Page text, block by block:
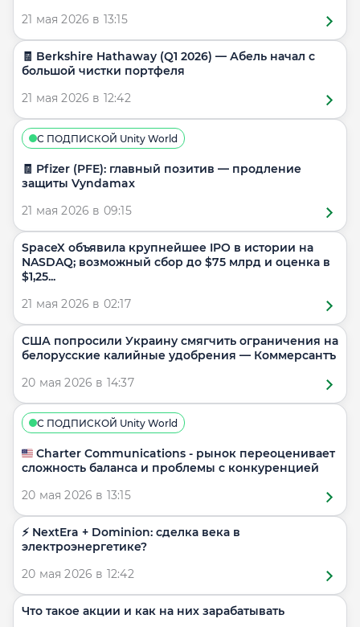
21 мая 2026 в 13:15
🧾 Berkshire Hathaway (Q1 2026) — Абель начал с
большой чистки портфеля
21 мая 2026 в 12:42
С ПОДПИСКОЙ Unity World
🧾 Pfizer (PFE): главный позитив — продление
защиты Vyndamax
21 мая 2026 в 09:15
SpaceX объявила крупнейшее IPO в истории на
NASDAQ; возможный сбор до $75 млрд и оценка в
$1,25...
21 мая 2026 в 02:17
США попросили Украину смягчить ограничения на
белорусские калийные удобрения — Коммерсантъ
20 мая 2026 в 14:37
С ПОДПИСКОЙ Unity World
🇺🇸 Charter Communications - рынок переоценивает
сложность баланса и проблемы с конкуренцией
20 мая 2026 в 13:15
⚡️ NextEra + Dominion: сделка века в
электроэнергетике?
20 мая 2026 в 12:42
Что такое акции и как на них зарабатывать